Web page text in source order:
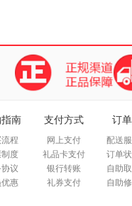
南
程
度
议
惠
支付方式
网上支付
礼品卡支付
银行转账
礼券支付
订
配送
订单
自助
自助